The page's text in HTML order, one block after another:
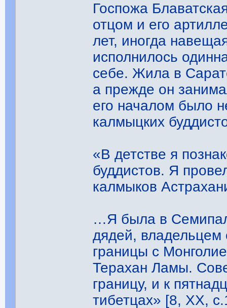
Госпожа
отцом и его
лет, иногда
исполнилось
себе. Жила в
а прежде он
его началом было
калмыцких
«В детстве я
буддистов. Я
калмыков
…Я была в
дядей,
границы с
Терахан Ламы.
границу, и к
тибетцах» [8, ХХ,